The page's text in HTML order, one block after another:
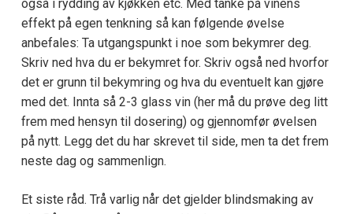
også i rydding av kjøkken etc. Med tanke på vinens
effekt på egen tenkning så kan følgende øvelse
anbefales: Ta utgangspunkt i noe som bekymrer deg.
Skriv ned hva du er bekymret for. Skriv også ned hvorfor
det er grunn til bekymring og hva du eventuelt kan gjøre
med det. Innta så 2-3 glass vin (her må du prøve deg litt
frem med hensyn til dosering) og gjennomfør øvelsen
på nytt. Legg det du har skrevet til side, men ta det frem
neste dag og sammenlign.
Et siste råd. Trå varlig når det gjelder blindsmaking av